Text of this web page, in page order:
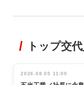
非鉄業界で
管理職編
インタビュ
INTERVIEW
トップ交
2026.08.05 11:00